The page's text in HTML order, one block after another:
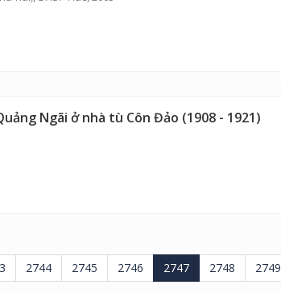
Ngãi ở nhà tù Côn Đảo (1908 - 1921)
2744 2745 2746 2747 2748 2749